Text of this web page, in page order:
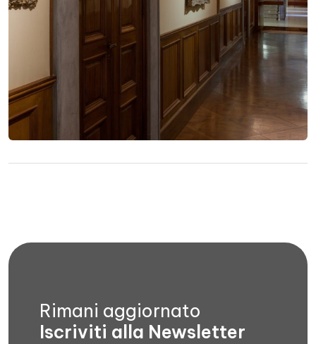
Rimani aggiornato
Iscriviti alla Newsletter